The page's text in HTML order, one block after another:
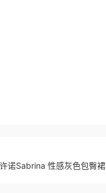
诺Sabrina 性感灰色包臀裙